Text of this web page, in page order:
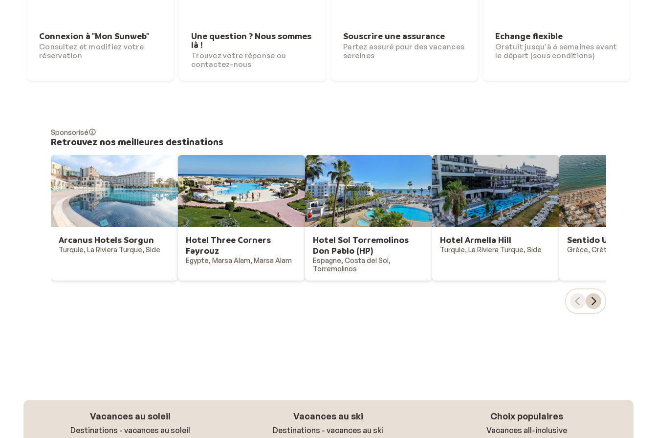
Connexion à "Mon Sunweb"
Consultez et modifiez votre
réservation
Une question ? Nous sommes
là !
Trouvez votre réponse ou
contactez-nous
Souscrire une assurance
Partez assuré pour des vacances
sereines
Echange flexible
Gratuit jusqu'à 6 semaines avant
le départ (sous conditions)
Sponsorisé
Retrouvez nos meilleures destinations
Arcanus Hotels Sorgun
Turquie, La Riviera Turque, Side
Hotel Three Corners
Fayrouz
Egypte, Marsa Alam, Marsa Alam
Hotel Sol Torremolinos
Don Pablo (HP)
Espagne, Costa del Sol,
Torremolinos
Hotel Armella Hill
Turquie, La Riviera Turque, Side
Sentido Unique Blue
Grèce, Crète, Aminossos
Vacances au soleil
Destinations - vacances au soleil
Vacances au ski
Destinations - vacances au ski
Choix populaires
Vacances all-inclusive